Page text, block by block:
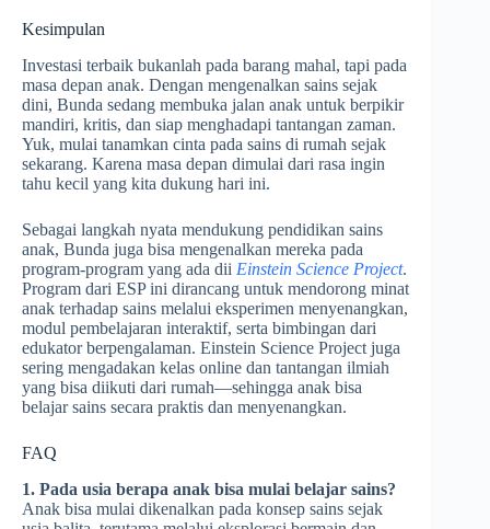
Kesimpulan
Investasi terbaik bukanlah pada barang mahal, tapi pada
masa depan anak. Dengan mengenalkan sains sejak
dini, Bunda sedang membuka jalan anak untuk berpikir
mandiri, kritis, dan siap menghadapi tantangan zaman.
Yuk, mulai tanamkan cinta pada sains di rumah sejak
sekarang. Karena masa depan dimulai dari rasa ingin
tahu kecil yang kita dukung hari ini.
Sebagai langkah nyata mendukung pendidikan sains
anak, Bunda juga bisa mengenalkan mereka pada
program-program yang ada dii Einstein Science Project.
Program dari ESP ini dirancang untuk mendorong minat
anak terhadap sains melalui eksperimen menyenangkan,
modul pembelajaran interaktif, serta bimbingan dari
edukator berpengalaman. Einstein Science Project juga
sering mengadakan kelas online dan tantangan ilmiah
yang bisa diikuti dari rumah—sehingga anak bisa
belajar sains secara praktis dan menyenangkan.
FAQ
1. Pada usia berapa anak bisa mulai belajar sains?
Anak bisa mulai dikenalkan pada konsep sains sejak